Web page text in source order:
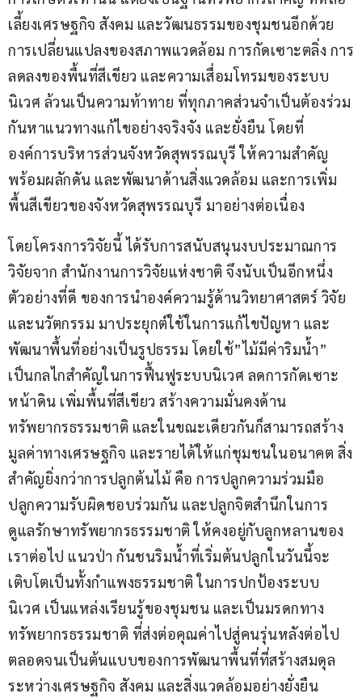
เลี้ยงเศรษฐกิจ สังคม และวัฒนธรรมของชุมชนอีกด้วย
การเปลี่ยนแปลงของสภาพแวดล้อม การกัดเซาะตลิ่ง การ
ลดลงของพื้นที่สีเขียว และความเสื่อมโทรมของระบบ
นิเวศ ล้วนเป็นความท้าทาย ที่ทุกภาคส่วนจำเป็นต้องร่วม
กันหาแนวทางแก้ไขอย่างจริงจัง และยั่งยืน โดยที่
องค์การบริหารส่วนจังหวัดสุพรรณบุรี ให้ความสำคัญ
พร้อมผลักดัน และพัฒนาด้านสิ่งแวดล้อม และการเพิ่ม
พื้นสีเขียวของจังหวัดสุพรรณบุรี มาอย่างต่อเนื่อง
โดยโครงการวิจัยนี้ ได้รับการสนับสนุนงบประมาณการ
วิจัยจาก สำนักงานการวิจัยแห่งชาติ จึงนับเป็นอีกหนึ่ง
ตัวอย่างที่ดี ของการนำองค์ความรู้ด้านวิทยาศาสตร์ วิจัย
และนวัตกรรม มาประยุกต์ใช้ในการแก้ไขปัญหา และ
พัฒนาพื้นที่อย่างเป็นรูปธรรม โดยใช้”ไม้มีค่าริมน้ำ”
เป็นกลไกสำคัญในการฟื้นฟูระบบนิเวศ ลดการกัดเซาะ
หน้าดิน เพิ่มพื้นที่สีเขียว สร้างความมั่นคงด้าน
ทรัพยากรธรรมชาติ และในขณะเดียวกันก็สามารถสร้าง
มูลค่าทางเศรษฐกิจ และรายได้ให้แก่ชุมชนในอนาคต สิ่ง
สำคัญยิ่งกว่าการปลูกต้นไม้ คือ การปลูกความร่วมมือ
ปลูกความรับผิดชอบร่วมกัน และปลูกจิตสำนึกในการ
ดูแลรักษาทรัพยากรธรรมชาติ ให้คงอยู่กับลูกหลานของ
เราต่อไป แนวป่า กันชนริมน้ำที่เริ่มต้นปลูกในวันนี้จะ
เติบโตเป็นทั้งกำแพงธรรมชาติ ในการปกป้องระบบ
นิเวศ เป็นแหล่งเรียนรู้ของชุมชน และเป็นมรดกทาง
ทรัพยากรธรรมชาติ ที่ส่งต่อคุณค่าไปสู่คนรุ่นหลังต่อไป
ตลอดจนเป็นต้นแบบของการพัฒนาพื้นที่ที่สร้างสมดุล
ระหว่างเศรษฐกิจ สังคม และสิ่งแวดล้อมอย่างยั่งยืน